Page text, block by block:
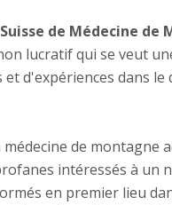
de Médecine de
lucratif qui se veut
d'expériences dans le
de montagne
intéressés à un
en premier lieu